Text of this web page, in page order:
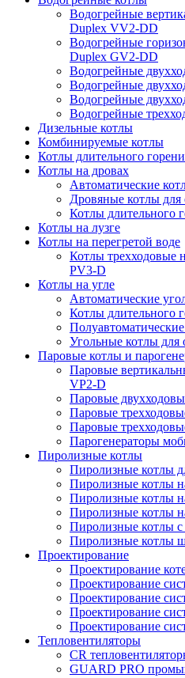
Водогрейные
Duplex VV2-DD
Водогрейные
Duplex GV2-DD
Водогрейные
Водогрейные
Водогрейные
Водогрейные
Дизельные котлы
Комбинируемые котлы
Котлы длительного
Котлы на дровах
Автоматические
Дровяные котлы для
Котлы длительного
Котлы на лузге
Котлы на перегретой воде
Котлы трехходовые
PV3-D
Котлы на угле
Автоматические
Котлы длительного
Угольные котлы для
Паровые котлы и
Паровые
VP2-D
Паровые
Паровые
Паровые
Парогенераторы
Пиролизные котлы
Пиролизные котлы
Пиролизные котлы
Пиролизные котлы
Пиролизные котлы
Пиролизные котлы
Пиролизные котлы
Проектирование
Проектирование
Проектирование
Проектирование
Проектирование
Проектирование
Тепловентиляторы
CR
GUARD PRO